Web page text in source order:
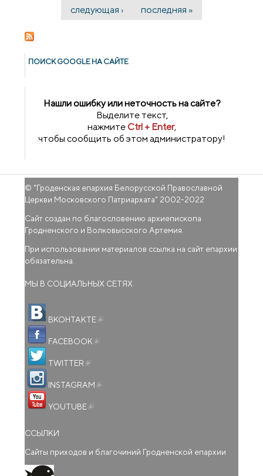
следующая ›
последняя »
ПОИСК GOОGLE НА САЙТЕ
Нашли ошибку или неточность на сайте?
Выделите текст,
нажмитеCtrl + Enter,
чтобы сообщить об этом администратору!
© "Гроденская епархия Белорусской Православной
Церкви Московского Патриархата" 2002-2022
Сайт создан по благословению архиепископа
Гродненского и Волковысского Артемия.
При использовании материалов ссылка на сайт епархии
обязательна.
МЫ В СОЦИАЛЬНЫХ СЕТЯХ
ВКОНТАКТЕ
FACEBOOK
TWITTER
INSTAGRAM
YOUTUBE
ССЫЛКИ
Сайты приходов и благочиний Гродненской епархии